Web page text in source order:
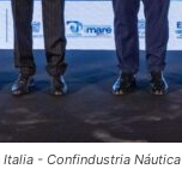
- Confindustria Náutica